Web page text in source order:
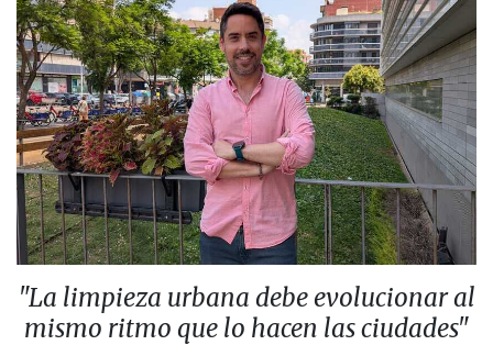
"La limpieza urbana debe evolucionar al
mismo ritmo que lo hacen las ciudades"